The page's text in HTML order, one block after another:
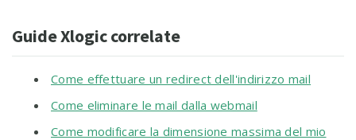
Guide Xlogic correlate
Come effettuare un redirect dell'indirizzo mail
Come eliminare le mail dalla webmail
Come modificare la dimensione massima del mio